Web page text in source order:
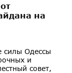
на
силы Одессы
и
совет,